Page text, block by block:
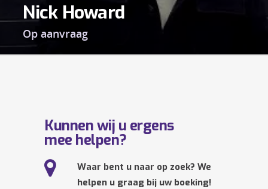
Nick Howard
Op aanvraag
Kunnen wij u ergens
mee helpen?
Waar bent u naar op zoek? We
helpen u graag bij uw boeking!